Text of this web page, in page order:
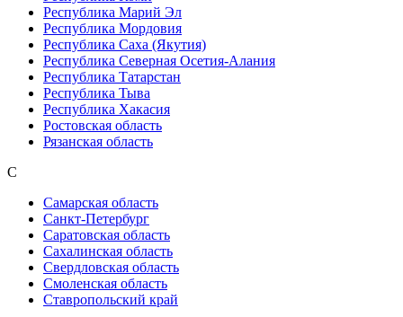
Республика Марий Эл
Республика Мордовия
Республика Саха (Якутия)
Республика Северная Осетия-Алания
Республика Татарстан
Республика Тыва
Республика Хакасия
Ростовская область
Рязанская область
С
Самарская область
Санкт-Петербург
Саратовская область
Сахалинская область
Свердловская область
Смоленская область
Ставропольский край